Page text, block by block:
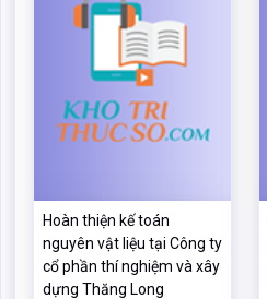
Hoàn thiện kế toán
nguyên vật liệu tại Công ty
cổ phần thí nghiệm và xây
dựng Thăng Long